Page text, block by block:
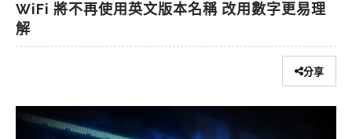
WiFi 將不再使用英文版本名稱 改用數字更易理
解
分享